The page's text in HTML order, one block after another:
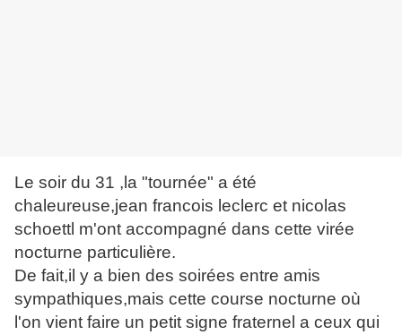
Le soir du 31 ,la "tournée" a été
chaleureuse,jean francois leclerc et nicolas
schoettl m'ont accompagné dans cette virée
nocturne particulière.
De fait,il y a bien des soirées entre amis
sympathiques,mais cette course nocturne où
l'on vient faire un petit signe fraternel a ceux qui